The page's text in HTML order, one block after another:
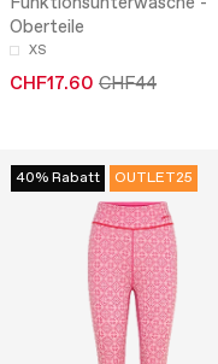
Oberteile
XS
CHF17.60 CHF44
40% Rabatt OUTLET25